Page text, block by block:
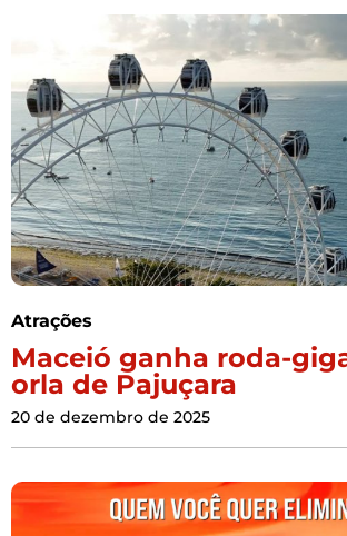
Atrações
Maceió ganha roda-
orla de Pajuçara
20 de dezembro de 2025